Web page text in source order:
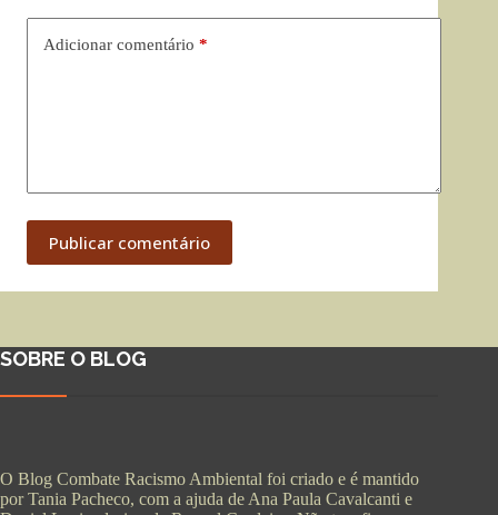
Adicionar comentário *
Publicar comentário
SOBRE O BLOG
O Blog Combate Racismo Ambiental foi criado e é mantido
por Tania Pacheco, com a ajuda de Ana Paula Cavalcanti e